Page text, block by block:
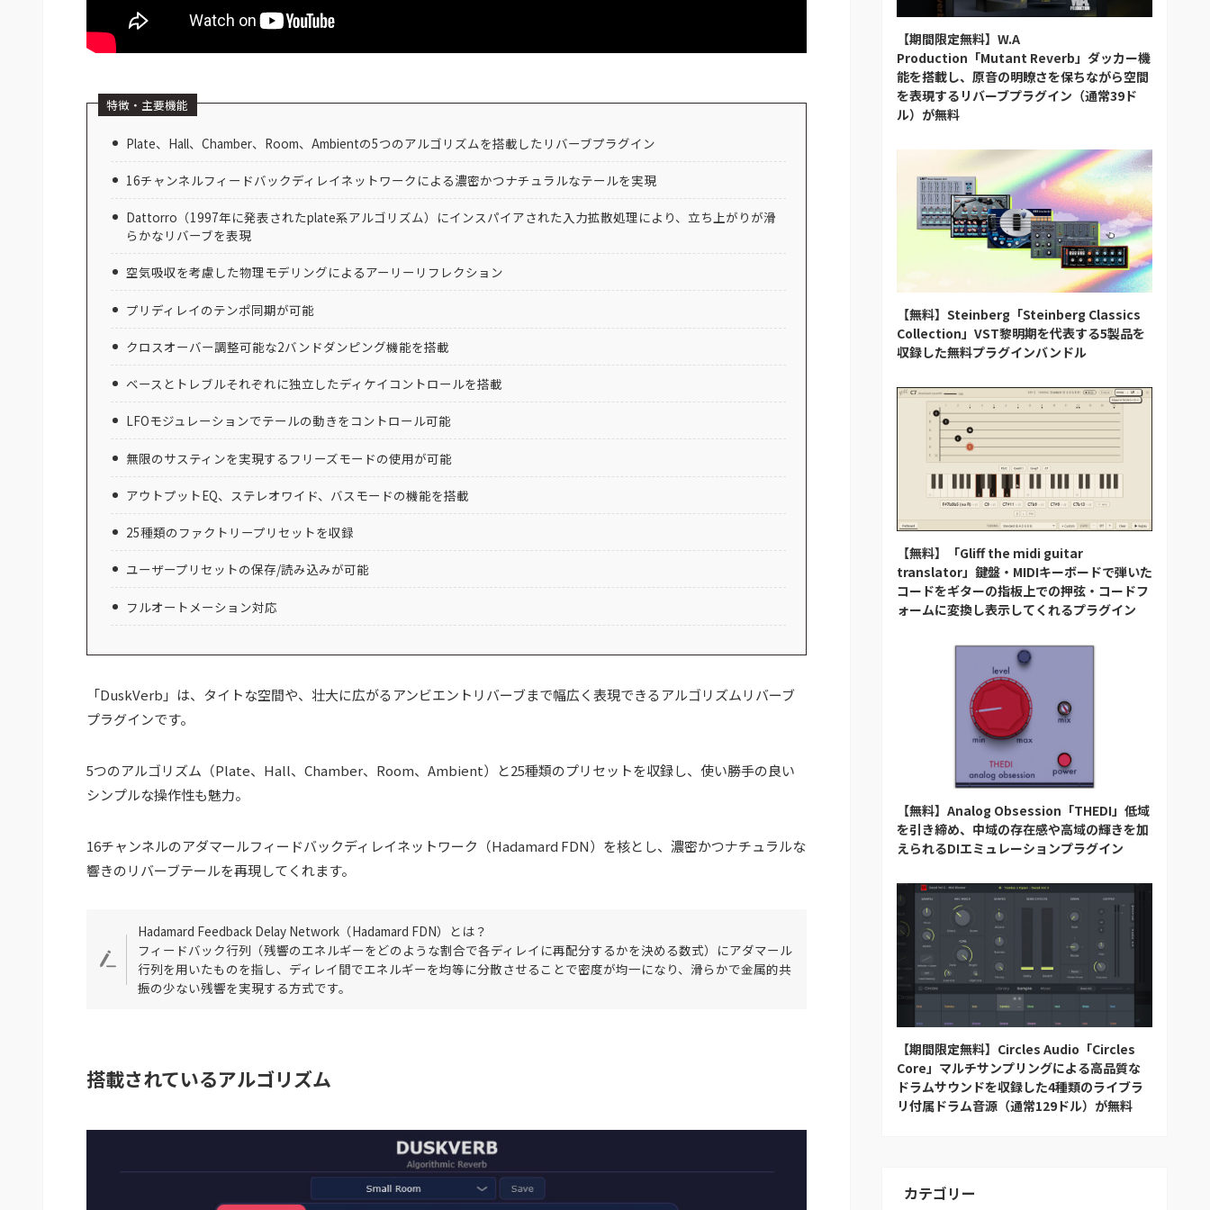
特徴・主要機能
Plate、Hall、Chamber、Room、Ambientの5つのアルゴリズムを搭載したリバーブプラグイン
16チャンネルフィードバックディレイネットワークによる濃密かつナチュラルなテールを実現
Dattorro（1997年に発表されたplate系アルゴリズム）にインスパイアされた入力拡散処理により、立ち上がりが滑
らかなリバーブを表現
空気吸収を考慮した物理モデリングによるアーリーリフレクション
プリディレイのテンポ同期が可能
クロスオーバー調整可能な2バンドダンピング機能を搭載
ベースとトレブルそれぞれに独立したディケイコントロールを搭載
LFOモジュレーションでテールの動きをコントロール可能
無限のサスティンを実現するフリーズモードの使用が可能
アウトプットEQ、ステレオワイド、バスモードの機能を搭載
25種類のファクトリープリセットを収録
ユーザープリセットの保存/読み込みが可能
フルオートメーション対応
「DuskVerb」は、タイトな空間や、壮大に広がるアンビエントリバーブまで幅広く表現できるアルゴリズムリバーブ
プラグインです。
5つのアルゴリズム（Plate、Hall、Chamber、Room、Ambient）と25種類のプリセットを収録し、使い勝手の良い
シンプルな操作性も魅力。
16チャンネルのアダマールフィードバックディレイネットワーク（Hadamard FDN）を核とし、濃密かつナチュラルな
響きのリバーブテールを再現してくれます。
Hadamard Feedback Delay Network（Hadamard FDN）とは？
フィードバック行列（残響のエネルギーをどのような割合で各ディレイに再配分するかを決める数式）にアダマール
行列を用いたものを指し、ディレイ間でエネルギーを均等に分散させることで密度が均一になり、滑らかで金属的共
振の少ない残響を実現する方式です。
搭載されているアルゴリズム
【期間限定無料】W.A
Production「Mutant Reverb」ダッカー機
能を搭載し、原音の明瞭さを保ちながら空間
を表現するリバーブプラグイン（通常39ド
ル）が無料
【無料】Steinberg「Steinberg Classics
Collection」VST黎明期を代表する5製品を
収録した無料プラグインバンドル
【無料】「Gliff the midi guitar
translator」鍵盤・MIDIキーボードで弾いた
コードをギターの指板上での押弦・コードフ
ォームに変換し表示してくれるプラグイン
【無料】Analog Obsession「THEDI」低域
を引き締め、中域の存在感や高域の輝きを加
えられるDIエミュレーションプラグイン
【期間限定無料】Circles Audio「Circles
Core」マルチサンプリングによる高品質な
ドラムサウンドを収録した4種類のライブラ
リ付属ドラム音源（通常129ドル）が無料
カテゴリー